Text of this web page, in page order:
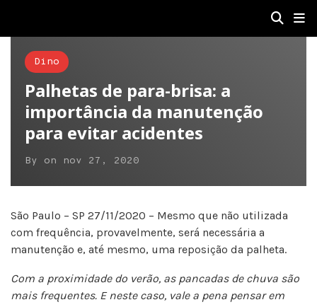
Dino
Palhetas de para-brisa: a
importância da manutenção
para evitar acidentes
By on nov 27, 2020
São Paulo – SP 27/11/2020 – Mesmo que não utilizada
com frequência, provavelmente, será necessária a
manutenção e, até mesmo, uma reposição da palheta.
Com a proximidade do verão, as pancadas de chuva são
mais frequentes. E neste caso, vale a pena pensar em